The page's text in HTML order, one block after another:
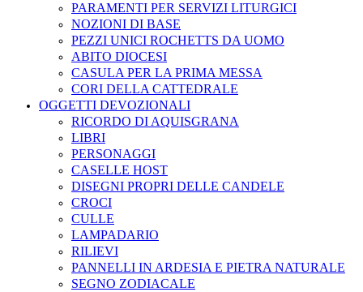
PARAMENTI PER SERVIZI LITURGICI
NOZIONI DI BASE
PEZZI UNICI ROCHETTS DA UOMO
ABITO DIOCESI
CASULA PER LA PRIMA MESSA
CORI DELLA CATTEDRALE
OGGETTI DEVOZIONALI
RICORDO DI AQUISGRANA
LIBRI
PERSONAGGI
CASELLE HOST
DISEGNI PROPRI DELLE CANDELE
CROCI
CULLE
LAMPADARIO
RILIEVI
PANNELLI IN ARDESIA E PIETRA NATURALE
SEGNO ZODIACALE